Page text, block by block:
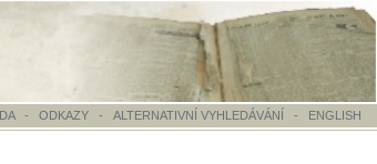
ALTERNATIVNÍ VYHLEDÁVÁNÍ- ENGLISH